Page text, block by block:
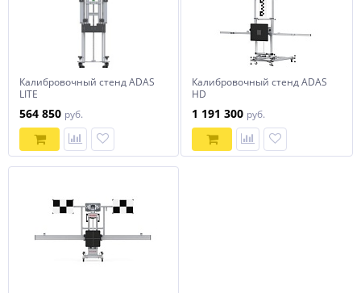
Калибровочный стенд ADAS
LITE
564 850 руб.
Калибровочный стенд ADAS
HD
1 191 300 руб.